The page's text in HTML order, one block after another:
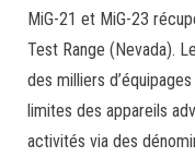
MiG-21 et MiG-23
Test Range (Nevada).
des milliers
limites des appareils
activités via des